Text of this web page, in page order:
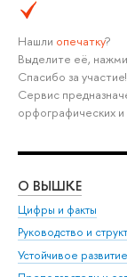
Нашли опечатку?
Выделите её,
Спасибо за участие!
Сервис
орфографических и
О ВЫШКЕ
Цифры и факты
Руководство и
Устойчивое